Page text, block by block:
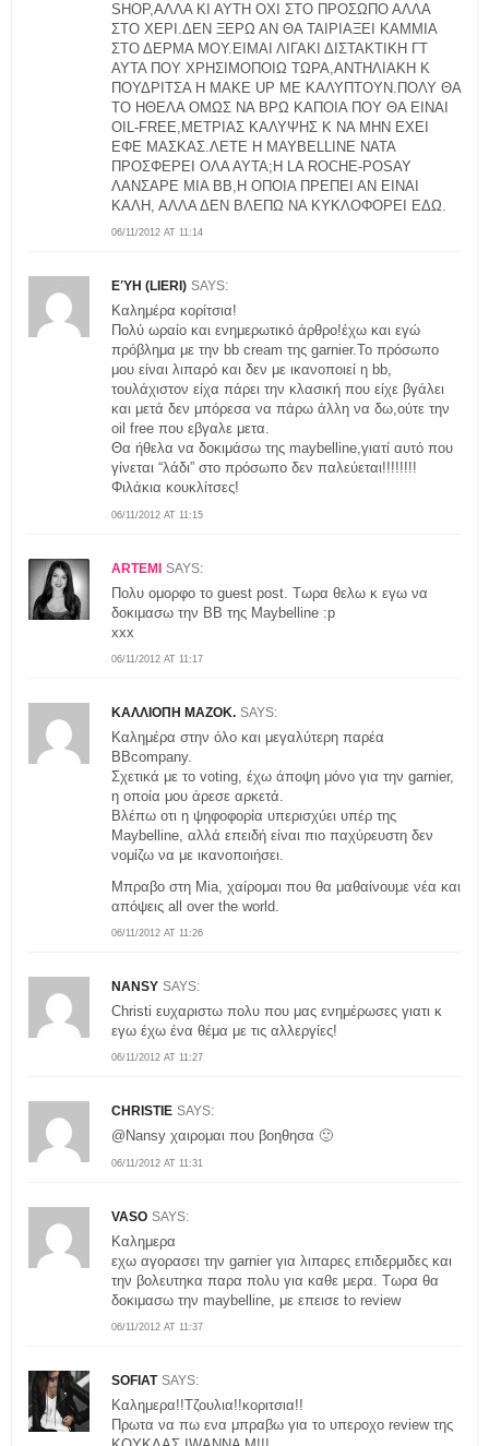
06/11/2012 AT 11:14
SHOP,ΑΛΛΑ ΚΙ ΑΥΤΗ ΟΧΙ ΣΤΟ ΠΡΟΣΩΠΟ ΑΛΛΑ
ΣΤΟ ΧΕΡΙ.ΔΕΝ ΞΕΡΩ ΑΝ ΘΑ ΤΑΙΡΙΑΞΕΙ ΚΑΜΜΙΑ
ΣΤΟ ΔΕΡΜΑ ΜΟΥ.ΕΙΜΑΙ ΛΙΓΑΚΙ ΔΙΣΤΑΚΤΙΚΗ ΓΤ
ΑΥΤΑ ΠΟΥ ΧΡΗΣΙΜΟΠΟΙΩ ΤΩΡΑ,ΑΝΤΗΛΙΑΚΗ Κ
ΠΟΥΔΡΙΤΣΑ Η MAKE UP ΜΕ ΚΑΛΥΠΤΟΥΝ.ΠΟΛΥ ΘΑ
ΤΟ ΗΘΕΛΑ ΟΜΩΣ ΝΑ ΒΡΩ ΚΑΠΟΙΑ ΠΟΥ ΘΑ ΕΙΝΑΙ
OIL-FREE,ΜΕΤΡΙΑΣ ΚΑΛΥΨΗΣ Κ ΝΑ ΜΗΝ ΕΧΕΙ
ΕΦΕ ΜΑΣΚΑΣ.ΛΕΤΕ Η MAYBELLINE ΝΑΤΑ
ΠΡΟΣΦΕΡΕΙ ΟΛΑ ΑΥΤΑ;H LA ROCHE-POSAY
ΛΑΝΣΑΡΕ ΜΙΑ ΒΒ,Η ΟΠΟΙΑ ΠΡΕΠΕΙ ΑΝ ΕΙΝΑΙ
ΚΑΛΗ, ΑΛΛΑ ΔΕΝ ΒΛΕΠΩ ΝΑ ΚΥΚΛΟΦΟΡΕΙ ΕΔΩ.
ΕΎΗ (LIERI) SAYS:
06/11/2012 AT 11:15
Καλημέρα κορίτσια!
Πολύ ωραίο και ενημερωτικό άρθρο!έχω και εγώ
πρόβλημα με την bb cream της garnier.Το πρόσωπο
μου είναι λιπαρό και δεν με ικανοποιεί η bb,
τουλάχιστον είχα πάρει την κλασική που είχε βγάλει
και μετά δεν μπόρεσα να πάρω άλλη να δω,ούτε την
oil free που εβγαλε μετα.
Θα ήθελα να δοκιμάσω της maybelline,γιατί αυτό που
γίνεται “λάδι” στο πρόσωπο δεν παλεύεται!!!!!!!!
Φιλάκια κουκλίτσες!
ARTEMI SAYS:
06/11/2012 AT 11:17
Πολυ ομορφο το guest post. Τωρα θελω κ εγω να
δοκιμασω την BB της Maybelline :p
xxx
ΚΑΛΛΙΟΠΗ ΜΑΖΟΚ. SAYS:
06/11/2012 AT 11:26
Καλημέρα στην όλο και μεγαλύτερη παρέα
ΒΒcompany.
Σχετικά με το voting, έχω άποψη μόνο για την garnier,
η οποία μου άρεσε αρκετά.
Βλέπω οτι η ψηφοφορία υπερισχύει υπέρ της
Maybelline, αλλά επειδή είναι πιο παχύρευστη δεν
νομίζω να με ικανοποιήσει.
Μπραβο στη Μia, χαίρομαι που θα μαθαίνουμε νέα και
απόψεις all over the world.
NANSY SAYS:
06/11/2012 AT 11:27
Christi ευχαριστω πολυ που μας ενημέρωσες γιατι κ
εγω έχω ένα θέμα με τις αλλεργίες!
CHRISTIE SAYS:
06/11/2012 AT 11:31
@Nansy χαιρομαι που βοηθησα 🙂
VASO SAYS:
06/11/2012 AT 11:37
Καλημερα
εχω αγορασει την garnier για λιπαρες επιδερμιδες και
την βολευτηκα παρα πολυ για καθε μερα. Τωρα θα
δοκιμασω την maybelline, με επεισε to review
SOFIAT SAYS:
Καλημερα!!Τζουλια!!κοριτσια!!
Πρωτα να πω ενα μπραβω για το υπεροχο review της